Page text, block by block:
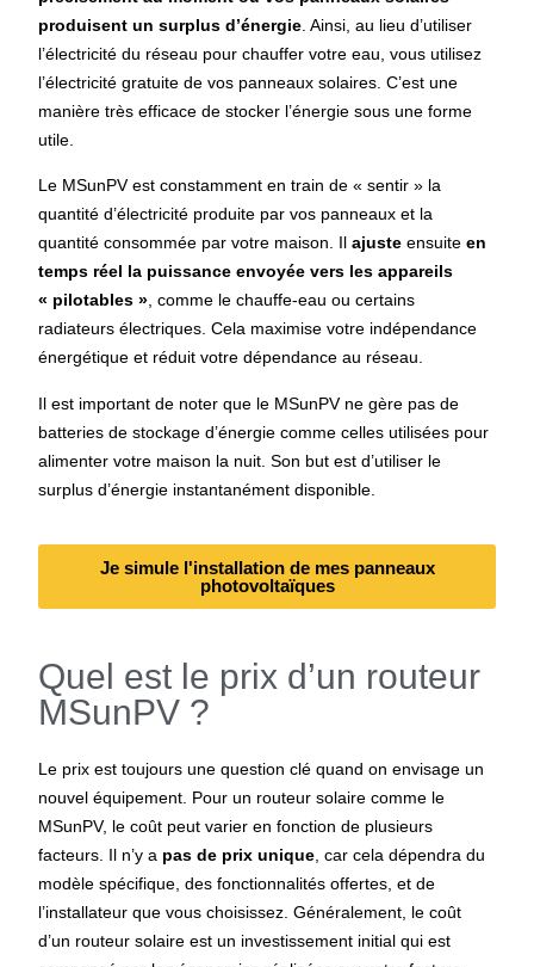
produisent un surplus d’énergie . Ainsi, au lieu d’utiliser
l’électricité du réseau pour chauffer votre eau, vous utilisez
l’électricité gratuite de vos panneaux solaires. C’est une
manière très efficace de stocker l’énergie sous une forme
utile.
Le MSunPV est constamment en train de « sentir » la
quantité d’électricité produite par vos panneaux et la
quantité consommée par votre maison. Ilajusteensuite en
temps réel la puissance envoyée vers les appareils
« pilotables », comme le chauffe-eau ou certains
radiateurs électriques. Cela maximise votre indépendance
énergétique et réduit votre dépendance au réseau.
Il est important de noter que le MSunPV ne gère pas de
batteries de stockage d’énergie comme celles utilisées pour
alimenter votre maison la nuit. Son but est d’utiliser le
surplus d’énergie instantanément disponible.
Je simule l'installation de mes panneaux
photovoltaïques
Quel est le prix d’un routeur
MSunPV ?
Le prix est toujours une question clé quand on envisage un
nouvel équipement. Pour un routeur solaire comme le
MSunPV, le coût peut varier en fonction de plusieurs
facteurs. Il n’y a pas de prix unique , car cela dépendra du
modèle spécifique, des fonctionnalités offertes, et de
l’installateur que vous choisissez. Généralement, le coût
d’un routeur solaire est un investissement initial qui est